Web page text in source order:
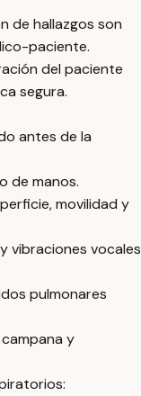
de hallazgos son
paciente.
del paciente
segura.
antes de la
de manos.
movilidad y
vibraciones vocales
pulmonares
y